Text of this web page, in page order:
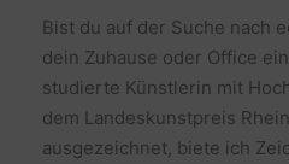
Bist du auf der Suche nach
dein Zuhause oder Office
studierte Künstlerin mit
dem Landeskunstpreis
ausgezeichnet, biete ich